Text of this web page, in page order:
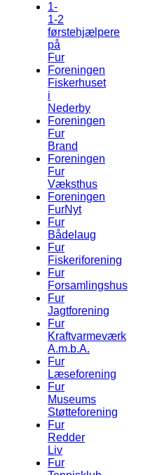
1-
1-2
førstehjælpere
på
Fur
Foreningen
Fiskerhuset
i
Nederby
Foreningen
Fur
Brand
Foreningen
Fur
Væksthus
Foreningen
FurNyt
Fur
Bådelaug
Fur
Fiskeriforening
Fur
Forsamlingshus
Fur
Jagtforening
Fur
Kraftvarmeværk
A.m.b.A.
Fur
Læseforening
Fur
Museums
Støtteforening
Fur
Redder
Liv
Fur